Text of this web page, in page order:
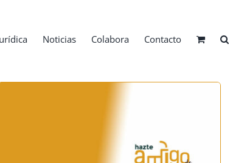
Noticias Colabora Contacto